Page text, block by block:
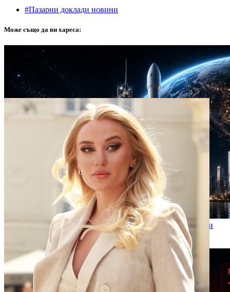
#Пазарни доклади новини
Може също да ви хареса:
SpaceX днес стартира историческото си IPO шоу – и държи
$1,4 млрд. в Bitcoin